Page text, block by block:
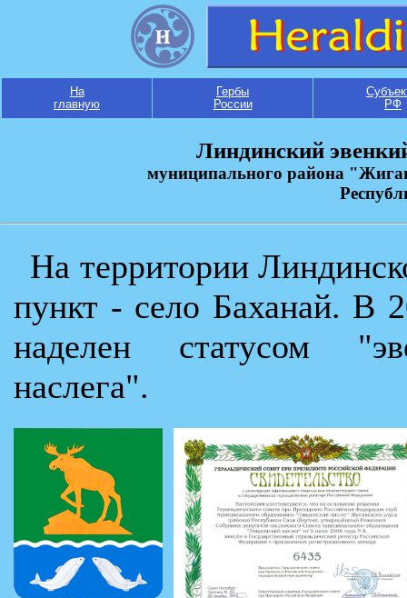
На
главную
Гербы
России
РФ
Линдинский
муниципального района
На территории
пункт - село Баханай. В
наделен статусом
наслега".